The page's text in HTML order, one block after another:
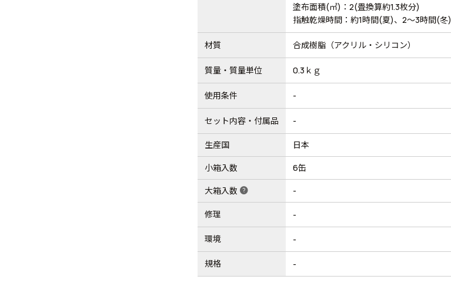
塗布面積(㎡)：2(畳換算約1.3枚分)
指触乾燥時間：約1時間(夏)、2～3時間(冬)
材質 合成樹脂（アクリル・シリコン）
質量・質量単位 0.3ｋｇ
使用条件 -
セット内容・付属品 -
生産国 日本
小箱入数 6缶
大箱入数 help -
修理 -
環境 -
規格 -